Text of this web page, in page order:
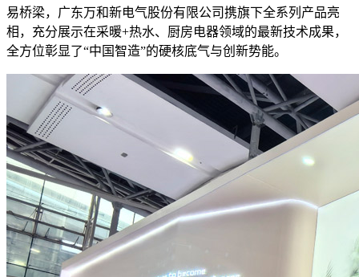
易桥梁，广东万和新电气股份有限公司携旗下全系列产品亮
相，充分展示在采暖+热水、厨房电器领域的最新技术成果，
全方位彰显了“中国智造”的硬核底气与创新势能。